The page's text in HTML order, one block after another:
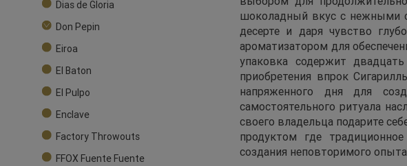
Dias de Gloria
Don Pepin
Eiroa
El Baton
El Pulpo
Enclave
Factory Throwouts
FFOX Fuente Fuente
шоколадный вкус с нежными
десерте и даря чувство
ароматизатором для
упаковка содержит
приобретения впрок
напряженного дня для
самостоятельного ритуала
своего владельца подарите
продуктом где
создания неповторимого опыта